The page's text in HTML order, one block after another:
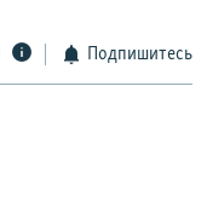
Подпишитесь